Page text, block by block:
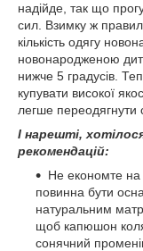
надійде, так що
сил. Взимку ж
кількість одягу
новонародженою
нижче 5 градусів.
купувати високої
легше переодягнути
І нарешті,
рекомендацій:
Не економте на
повинна бути
натуральним
щоб капюшон
сонячний